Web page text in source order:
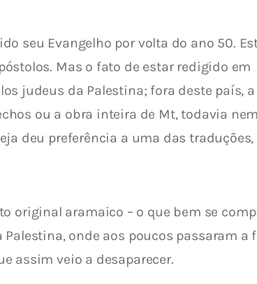
seu Evangelho por volta do ano 50.
Mas o fato de estar redigido em
judeus da Palestina; fora deste país,
ou a obra inteira de Mt, todavia
deu preferência a uma das traduções,
original aramaico – o que bem se
onde aos poucos passaram a
assim veio a desaparecer.